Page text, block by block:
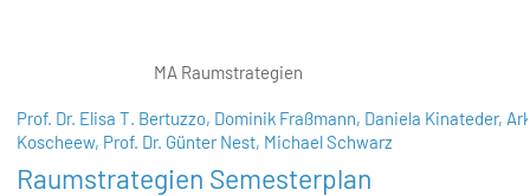
MA Raumstrategien
Prof. Dr. Elisa T. Bertuzzo, Dominik Fraßmann, Daniela Kinateder,
Koscheew, Prof. Dr. Günter Nest, Michael Schwarz
Raumstrategien Semesterplan